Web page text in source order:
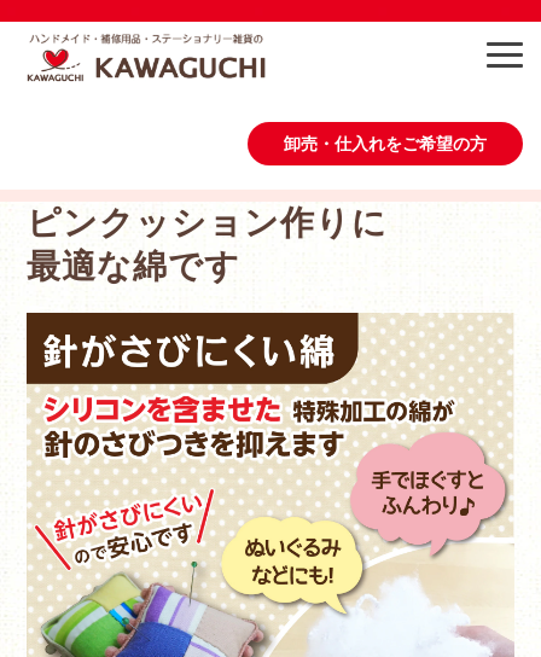
卸売・仕入れをご希望の方
商品情報
作り方・レシピ
会社概要
お問い合わせ
ピンクッション作りに
最適な綿です